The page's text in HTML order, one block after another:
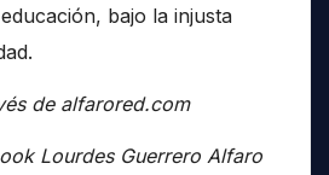
bajo la injusta
de alfarored.com
Lourdes Guerrero Alfaro